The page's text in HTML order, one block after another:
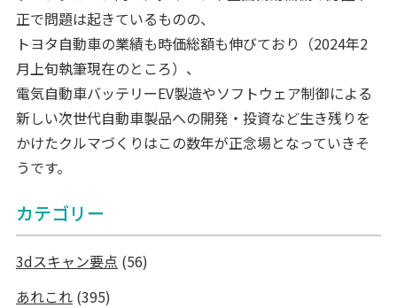
正で問題は起きているものの、
トヨタ自動車の業績も時価総額も伸びており（2024年2
月上旬執筆現在のところ）、
電気自動車バッテリーEV製造やソフトウェア制御による
新しい次世代自動車製品への開発・投資など生き残りを
かけたクルマづくりはこの数年が正念場となっていきそ
うです。
カテゴリー
3dスキャン要点 (56)
あれこれ(395)